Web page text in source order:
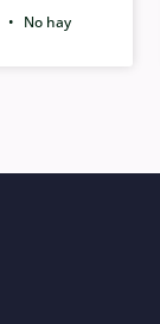
No hay